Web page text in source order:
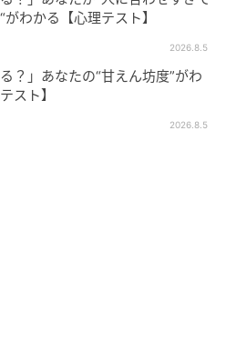
ー。心理学を「ちょっと難
がわかる【心理テスト】
2026.8.5
る？」あなたの“甘えん坊度”がわ
スト】
2026.8.5